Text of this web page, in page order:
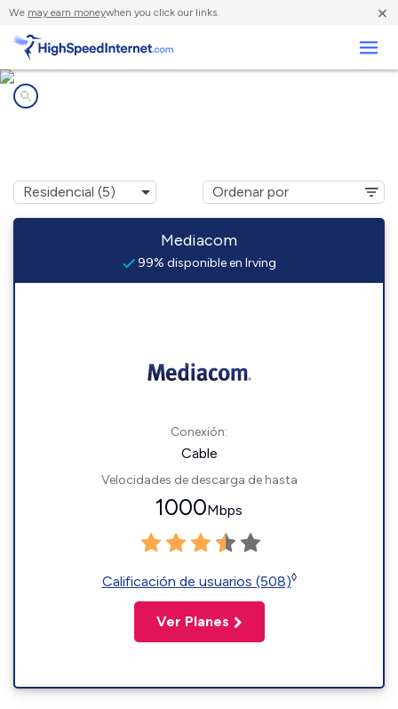
We may earn moneywhen you click our links. ×
Mediacom
99% disponible en Irving
Conexión:
Cable
Velocidades de descarga de hasta
1000Mbps
Calificación de usuarios (508)◊
Ver Planes